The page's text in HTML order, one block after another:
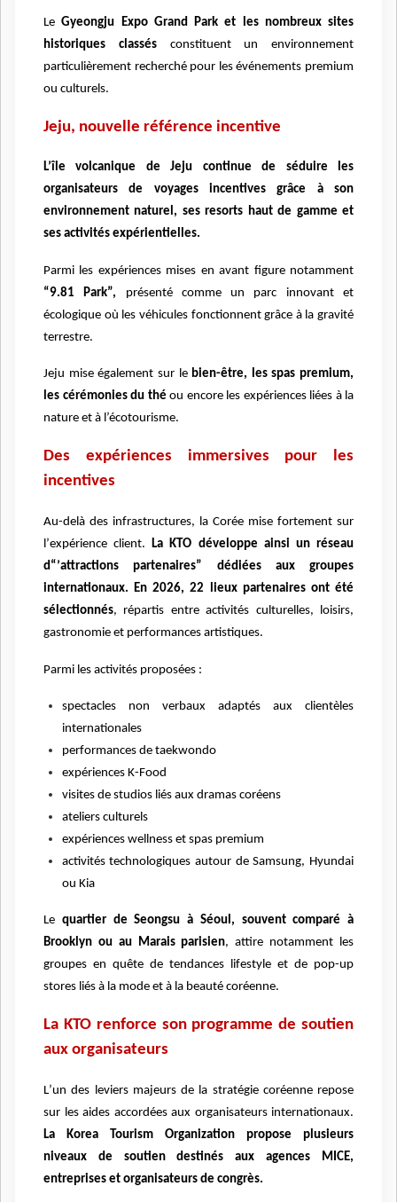
LeGyeongju Expo Grand Park et les nombreux sites
historiques classésconstituent un environnement
particulièrement recherché pour les événements premium
ou culturels.
Jeju, nouvelle référence incentive
L’île volcanique de Jeju continue de séduire les
organisateurs de voyages incentives grâce àson
environnement naturel, ses resorts haut de gamme et
ses activités expérientielles.
Parmi les expériences mises en avant figure notamment
“9.81 Park”, présenté comme un parc innovant et
écologique où les véhicules fonctionnent grâce à la gravité
terrestre.
Jeju miseégalement sur le bien-être, les spas premium,
les cérémonies du thé ou encore les expériences liées à la
nature et à l ’écotourisme.
Des expériences immersives pour les
incentives
Au-delà des infrastructures, la Corée mise fortement sur
l’expérience client.La KTO développe ainsi un réseau
d’“attractions partenaires” dédiées aux groupes
internationaux. En 2026, 22 lieux partenaires ont été
sélectionnés, répartis entre activités culturelles, loisirs,
gastronomie et performances artistiques.
Parmi les activités proposées :
spectacles non verbaux adaptés aux clientè les
internationales
performances de taekwondo
expériences K-Food
visites de studios liés aux dramas coréens
ateliers culturels
expériences wellness et spas premium
activités technologiques autour de Samsung, Hyundai
ou Kia
Le quartier de Seongsu à Séoul, souvent comparé à
Brooklyn ou au Marais parisien, attire notamment les
groupes en quête de tendances lifestyle et de pop-up
stores liés à la mode et à la beauté coréenne.
La KTO renforce son programme de soutien
aux organisateurs
L’un des leviers majeurs de la stratégie coréenne repose
sur les aides accordées aux organisateurs internationaux.
La Korea Tourism Organization propose plusieurs
niveaux de soutien destinés aux agences MICE,
entreprises et organisateurs de congrès.